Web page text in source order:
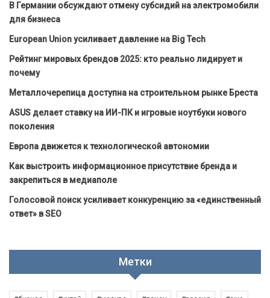
В Германии обсуждают отмену субсидий на электромобили
для бизнеса
European Union усиливает давление на Big Tech
Рейтинг мировых брендов 2025: кто реально лидирует и
почему
Металлочерепица доступна на строительном рынке Бреста
ASUS делает ставку на ИИ-ПК и игровые ноутбуки нового
поколения
Европа движется к технологической автономии
Как выстроить информационное присутствие бренда и
закрепиться в медиаполе
Голосовой поиск усиливает конкуренцию за «единственный
ответ» в SEO
Метки